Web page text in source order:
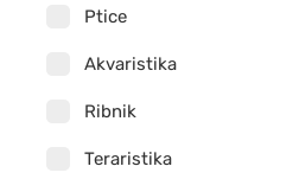
Ptice
Akvaristika
Ribnik
Teraristika